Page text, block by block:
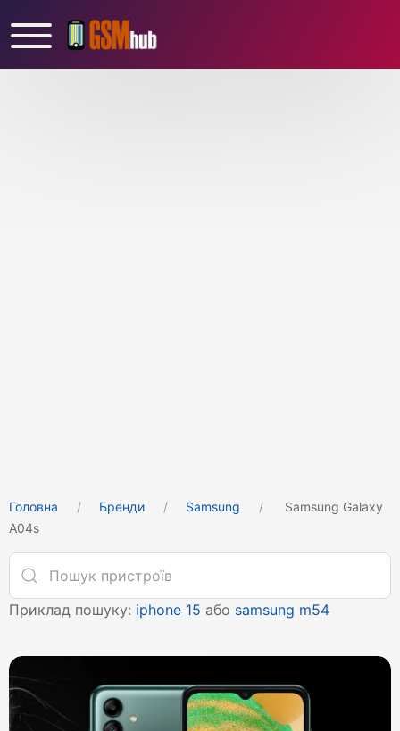
Головна Бренди Samsung
Samsung Galaxy
A04s
Приклад пошуку: iphone 15 або samsung m54